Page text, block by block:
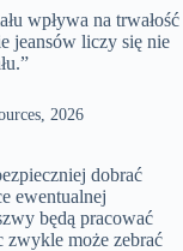
wpływa na trwałość
jeansów liczy się nie
2026
dobrać
ewentualnej
będą pracować
zwykle może zebrać